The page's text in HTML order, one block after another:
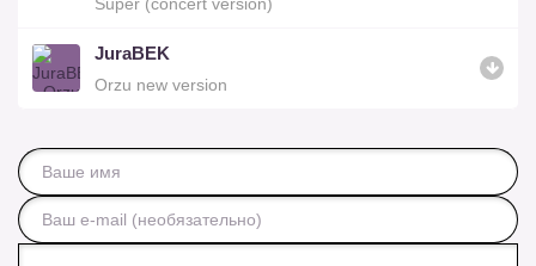
JuraBEK
Orzu new version